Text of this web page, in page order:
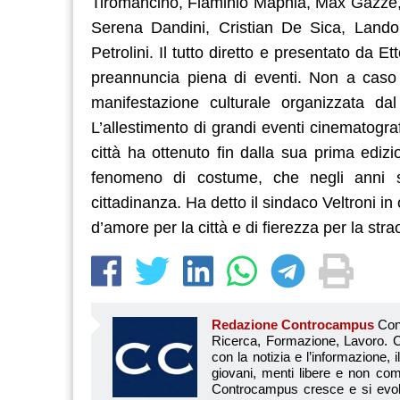
Serena Dandini, Cristian De Sica,
Petrolini. Il tutto diretto e presentato da
preannuncia piena di eventi. Non a
manifestazione culturale organizzata
L’allestimento di grandi eventi
città ha ottenuto fin dalla sua prima
fenomeno di costume, che negli anni
cittadinanza. Ha detto il sindaco Veltroni
d’amore per la città e di fierezza per la
Redazione Controcampus Controcampus è Il magazine più letto dai giovani su: Scuola, Università, Ricerca, Formazione, Lavoro. Controcampus nasce nell’ottobre 2001 con la missione di affiancare con la notizia e l’informazione, il mondo dell’istruzione e dell’università. Il suo cuore pulsante sono i giovani, menti libere e non compromesse da nessun interesse di parte. Il progetto è ambizioso e Controcampus cresce e si evolve arricchendo il proprio staff con nuovi giovani vogliosi di